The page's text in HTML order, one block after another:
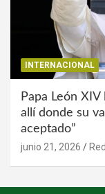
INTERNACIONAL
Papa León
allí donde su
aceptado”
junio 21, 2026